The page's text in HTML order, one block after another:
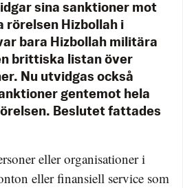
sina sanktioner mot
rörelsen Hizbollah i
bara Hizbollah militära
brittiska listan över
Nu utvidgas också
gentemot hela
Beslutet fattades
eller organisationer i
eller finansiell service som